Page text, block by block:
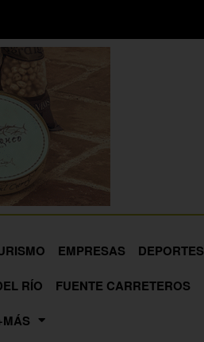
EMPRESAS
DEPORTES
RÍO
FUENTE CARRETEROS